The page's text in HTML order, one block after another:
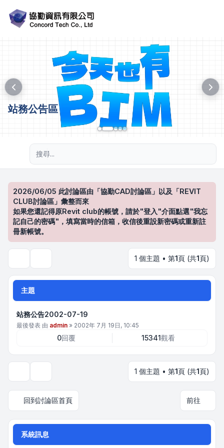
站務公告區
2026/06/05 此討論區由「協勤CAD討論區」以及「REVIT
CLUB討論區」彙整而來
如果您還記得原Revit club的帳號，請於"登入"介面點選"我忘
記自己的密碼"，填寫當時的信箱，收信後重設新密碼或重新註
冊新帳號。
1 個主題 • 第1頁 (共1頁)
主題
站務公告2002-07-19
最後發表 由 admin » 2002年 7月 19日, 10:45
0回覆 15341觀看
1 個主題 • 第1頁 (共1頁)
回到討論區首頁 前往
系統訊息